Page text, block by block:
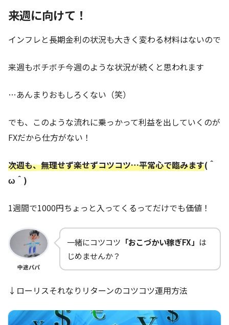
来週に向けて！
インフレと長期金利の状況も大きく変わる材料はないので
来週もボチボチ今週のような状況が続くと思われます
…あんまりおもしろくない（笑）
でも、このような流れに乗っかって利益を出していくのが
FXだから仕方がない！
次週も、無理せず楽せずコツコツ…平常心で臨みます(＾
ω＾)
1週間で1000円ちょっと入ってくるってだけでも価値！
中途パパ
一緒にコツコツ 「おこづかい稼ぎFX」 は
じめませんか？
↓ローリスそれなりリターンのコツコツ運用方法